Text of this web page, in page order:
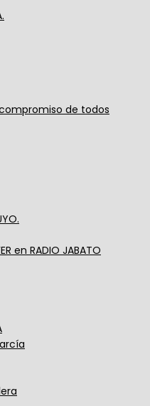
de todos
en RADIO JABATO